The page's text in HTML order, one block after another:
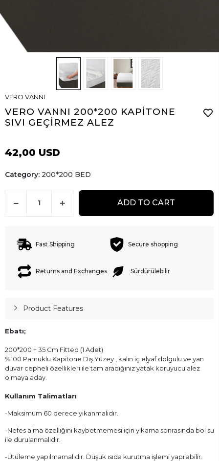
VERO VANNI
VERO VANNI 200*200 KAPİTONE
SIVI GEÇİRMEZ ALEZ
42,00 USD
Category: 200*200 BED
ADD TO CART
Fast Shipping Secure shopping
Returns and Exchanges Sürdürülebilir
Product Features
Ebatı;
200*200 + 35 Cm Fitted (1 Adet)
%100 Pamuklu Kapitone Dış Yüzey , kalın iç elyaf dolgulu ve yan
duvar cepheli özellikleri ile tam aradığınız yatak koruyucu alez
olmaya aday.
Kullanım Talimatları
-Maksimum 60 derece yıkanmalıdır.
-Nefes alma özelliğini kaybetmemesi için yıkama sonrasında bol su
ile durulanmalıdır.
-Ütüleme yapılmamalıdır. Düşük ısıda kurutma işlemi yapılabilir.